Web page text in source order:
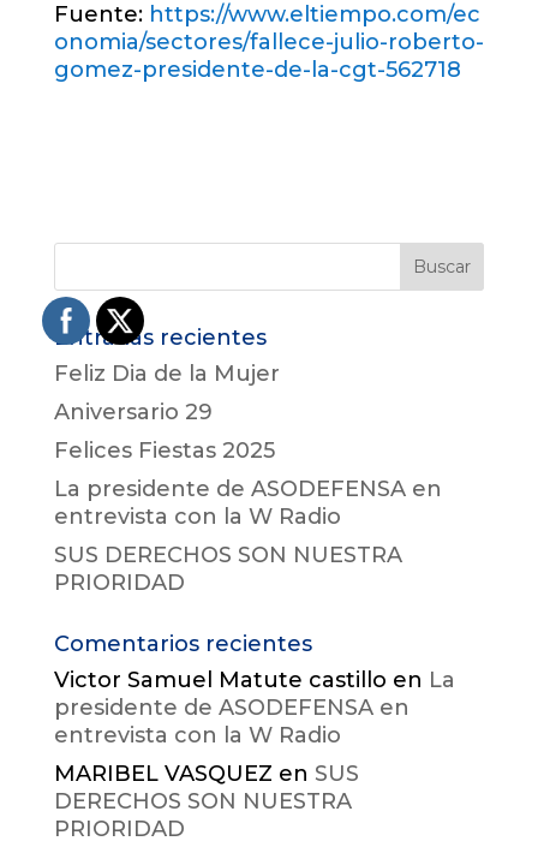
Fuente: https://www.eltiempo.com/ec
onomia/sectores/fallece-julio-roberto-
gomez-presidente-de-la-cgt-562718
Entradas recientes
Feliz Dia de la Mujer
Aniversario 29
Felices Fiestas 2025
La presidente de ASODEFENSA en
entrevista con la W Radio
SUS DERECHOS SON NUESTRA
PRIORIDAD
Comentarios recientes
Victor Samuel Matute castillo en La
presidente de ASODEFENSA en
entrevista con la W Radio
MARIBEL VASQUEZ en SUS
DERECHOS SON NUESTRA
PRIORIDAD